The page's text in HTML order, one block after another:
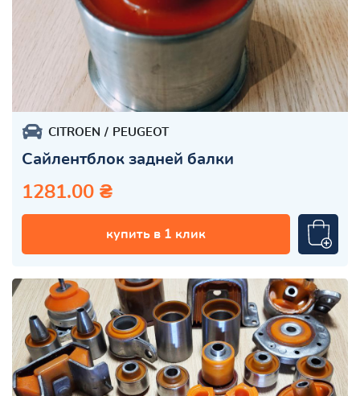
CITROEN PEUGEOT
Сайлентблок задней балки
1281.00 ₴
купить в 1 клик